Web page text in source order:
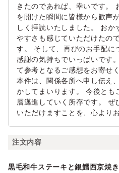
きたのであれば、幸いです。
を開けた瞬間に皆様から歓声
しく拝読いたしました。 おか
やすさも感じていただけたの
す。 そして、再びのお手配に
感謝の気持ちでいっぱいです
て参考となるご感想をお寄せ
本件は、関係各所へ申し伝え
かしてまいります。 今後とも
層邁進していく所存です。 ぜ
いただけますことを、心より
注文内容
黒毛和牛ステーキと銀鱈西京焼